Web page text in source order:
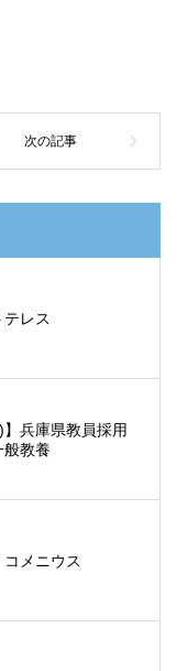
レス
】兵庫県教員採用
般教養
メニウス